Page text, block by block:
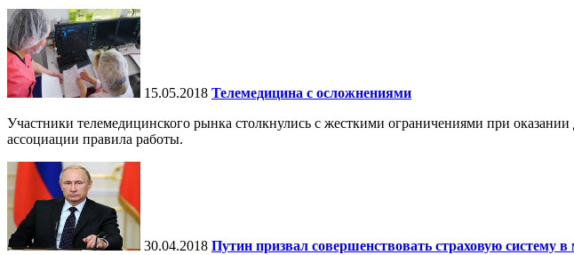
15.05.2018 Телемедицина с осложнениями
Участники телемедицинского рынка столкнулись с жесткими ограничениями при
ассоциации правила работы.
30.04.2018 Путин призвал совершенствовать страховую систему в